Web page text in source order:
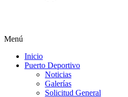
Menú
Inicio
Puerto Deportivo
Noticias
Galerías
Solicitud General